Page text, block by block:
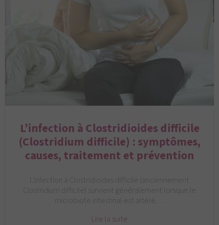
L’infection à Clostridioides difficile
(Clostridium difficile) : symptômes,
causes, traitement et prévention
L'infection à Clostridioides difficile (anciennement
Clostridium difficile) survient généralement lorsque le
microbiote intestinal est altéré.…
Lire la suite